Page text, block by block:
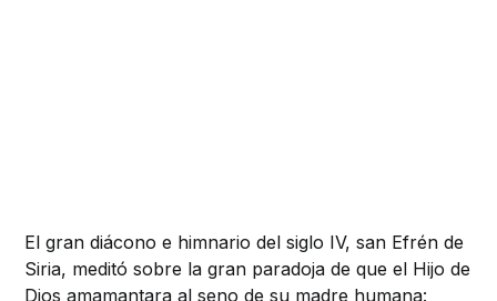
El gran diácono e himnario del siglo IV, san Efrén de
Siria, meditó sobre la gran paradoja de que el Hijo de
Dios amamantara al seno de su madre humana: